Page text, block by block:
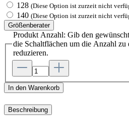
128 (Diese Option ist zurzeit nicht
140 (Diese Option ist zurzeit nicht
Größenberater
Produkt Anzahl: Gib den
die Schaltflächen um die Anzahl zu
reduzieren.
In den Warenkorb
Beschreibung